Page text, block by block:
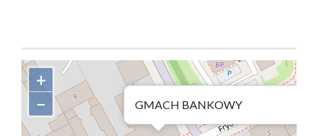
GMACH BANKOWY
+
−